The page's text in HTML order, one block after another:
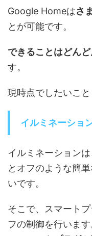
Google Homeはさ
とが可能です。
できることはどん
す。
現時点でしたいこと
イルミネーショ
イルミネーション
とオフのような簡
いです。
そこで、
スマート
フの制御を行いま